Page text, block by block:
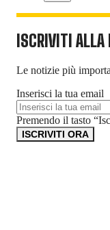
ISCRIVITI
Le notizie più
Inserisci la tua email
Premendo il tasto
ISCRIVITI ORA